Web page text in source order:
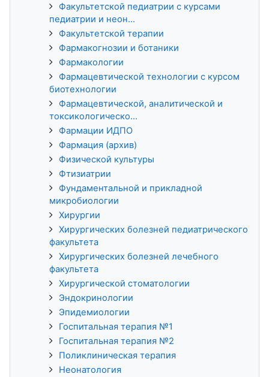
Факультетской педиатрии с курсами
педиатрии и неон...
Факультетской терапии
Фармакогнозии и ботаники
Фармакологии
Фармацевтической технологии с курсом
биотехнологии
Фармацевтической, аналитической и
токсикологическо...
Фармации ИДПО
Фармация (архив)
Физической культуры
Фтизиатрии
Фундаментальной и прикладной
микробиологии
Хирургии
Хирургических болезней педиатрического
факультета
Хирургических болезней лечебного
факультета
Хирургической стоматологии
Эндокринологии
Эпидемиологии
Госпитальная терапия №1
Госпитальная терапия №2
Поликлиническая терапия
Неонатология